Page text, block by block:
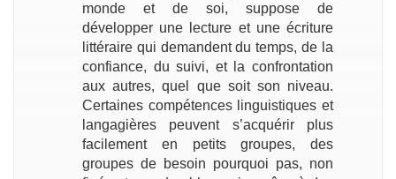
monde et de soi, suppose de
développer une lecture et une écriture
littéraire qui demandent du temps, de la
confiance, du suivi, et la confrontation
aux autres, quel que soit son niveau.
Certaines compétences linguistiques et
langagières peuvent s’acquérir plus
facilement en petits groupes, des
groupes de besoin pourquoi pas, non